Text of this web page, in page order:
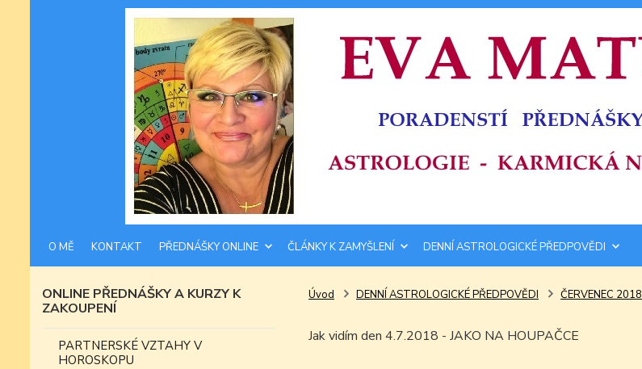
O MĚ KONTAKT PŘEDNÁŠKY ONLINE ČLÁNKY K ZAMYŠLENÍ DENNÍ ASTROLOGICKÉ PŘEDPOVĚDI
ONLINE PŘEDNÁŠKY A KURZY K
ZAKOUPENÍ
PARTNERSKÉ VZTAHY V
HOROSKOPU
Úvod DENNÍ ASTROLOGICKÉ PŘEDPOVĚDI ČERVENEC 2018
Jak vidím den 4.7.2018 - JAKO NA HOUPAČCE